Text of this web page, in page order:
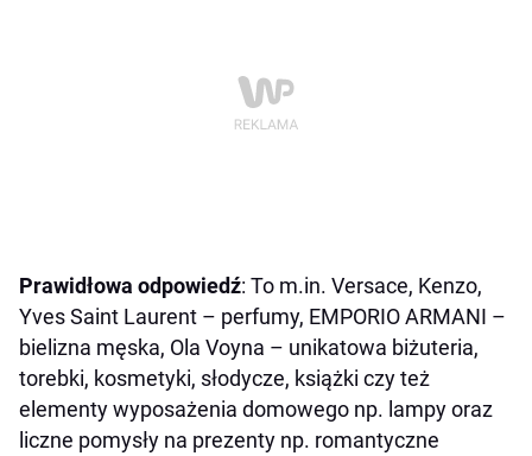
Prawidłowa odpowiedź: To m.in. Versace, Kenzo,
Yves Saint Laurent – perfumy, EMPORIO ARMANI –
bielizna męska, Ola Voyna – unikatowa biżuteria,
torebki, kosmetyki, słodycze, książki czy też
elementy wyposażenia domowego np. lampy oraz
liczne pomysły na prezenty np. romantyczne